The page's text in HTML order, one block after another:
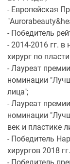
- Европейская
- Победитель
- 2014-2016 гг.
хирург по
- Лауреат
номинации
лица";
- Лауреат
номинации
век и пластике
- Победитель
хирургов 2018 гг.